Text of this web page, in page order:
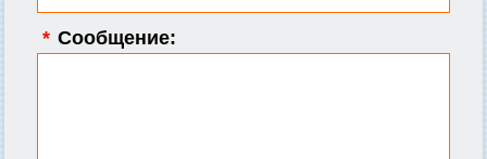
* Сообщение: